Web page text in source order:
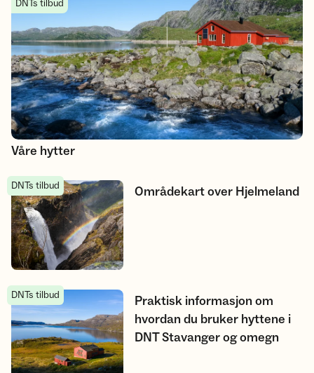
DNTs tilbud
Våre hytter
Områdekart over Hjelmeland
DNTs tilbud Områdekart over Hjelmeland
Praktisk informasjon om hvordan du bruker hyttene i DNT
DNTs tilbud
Praktisk informasjon om
hvordan du bruker hyttene i
DNT Stavanger og omegn